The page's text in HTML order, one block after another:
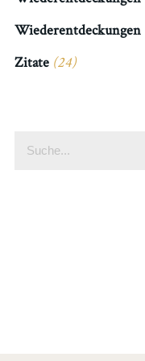
Wiederentdeckungen
Zitate (24)